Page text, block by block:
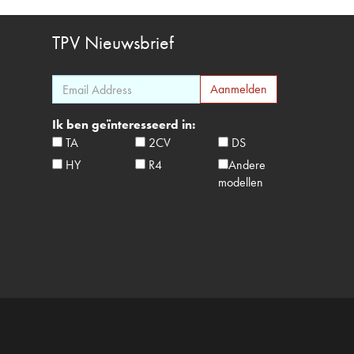
TPV Nieuwsbrief
Ik ben geïnteresseerd in:
TA
2CV
DS
HY
R4
Andere
modellen